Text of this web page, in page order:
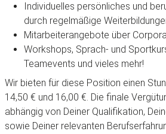
Individuelles persönliches und
durch regelmäßige
Mitarbeiterangebote über
Workshops, Sprach- und
Teamevents und vieles mehr!
Wir bieten für diese Position einen
14,50 € und 16,00 €. Die finale
abhängig von Deiner Qualifikation,
sowie Deiner relevanten